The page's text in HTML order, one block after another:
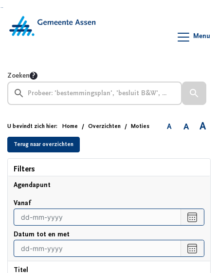
Menu
Zoeken
U bevindt zich hier: Home Overzichten Moties A A A
Terug naar overzichten
Filters
Agendapunt
vanaf
een
vanaf
Datum tot en met
een
Titel